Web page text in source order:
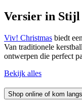
Versier in
Viv! Christmas biedt
Van traditionele
ontwerpen die perfect
Bekijk alles
Shop online of kom